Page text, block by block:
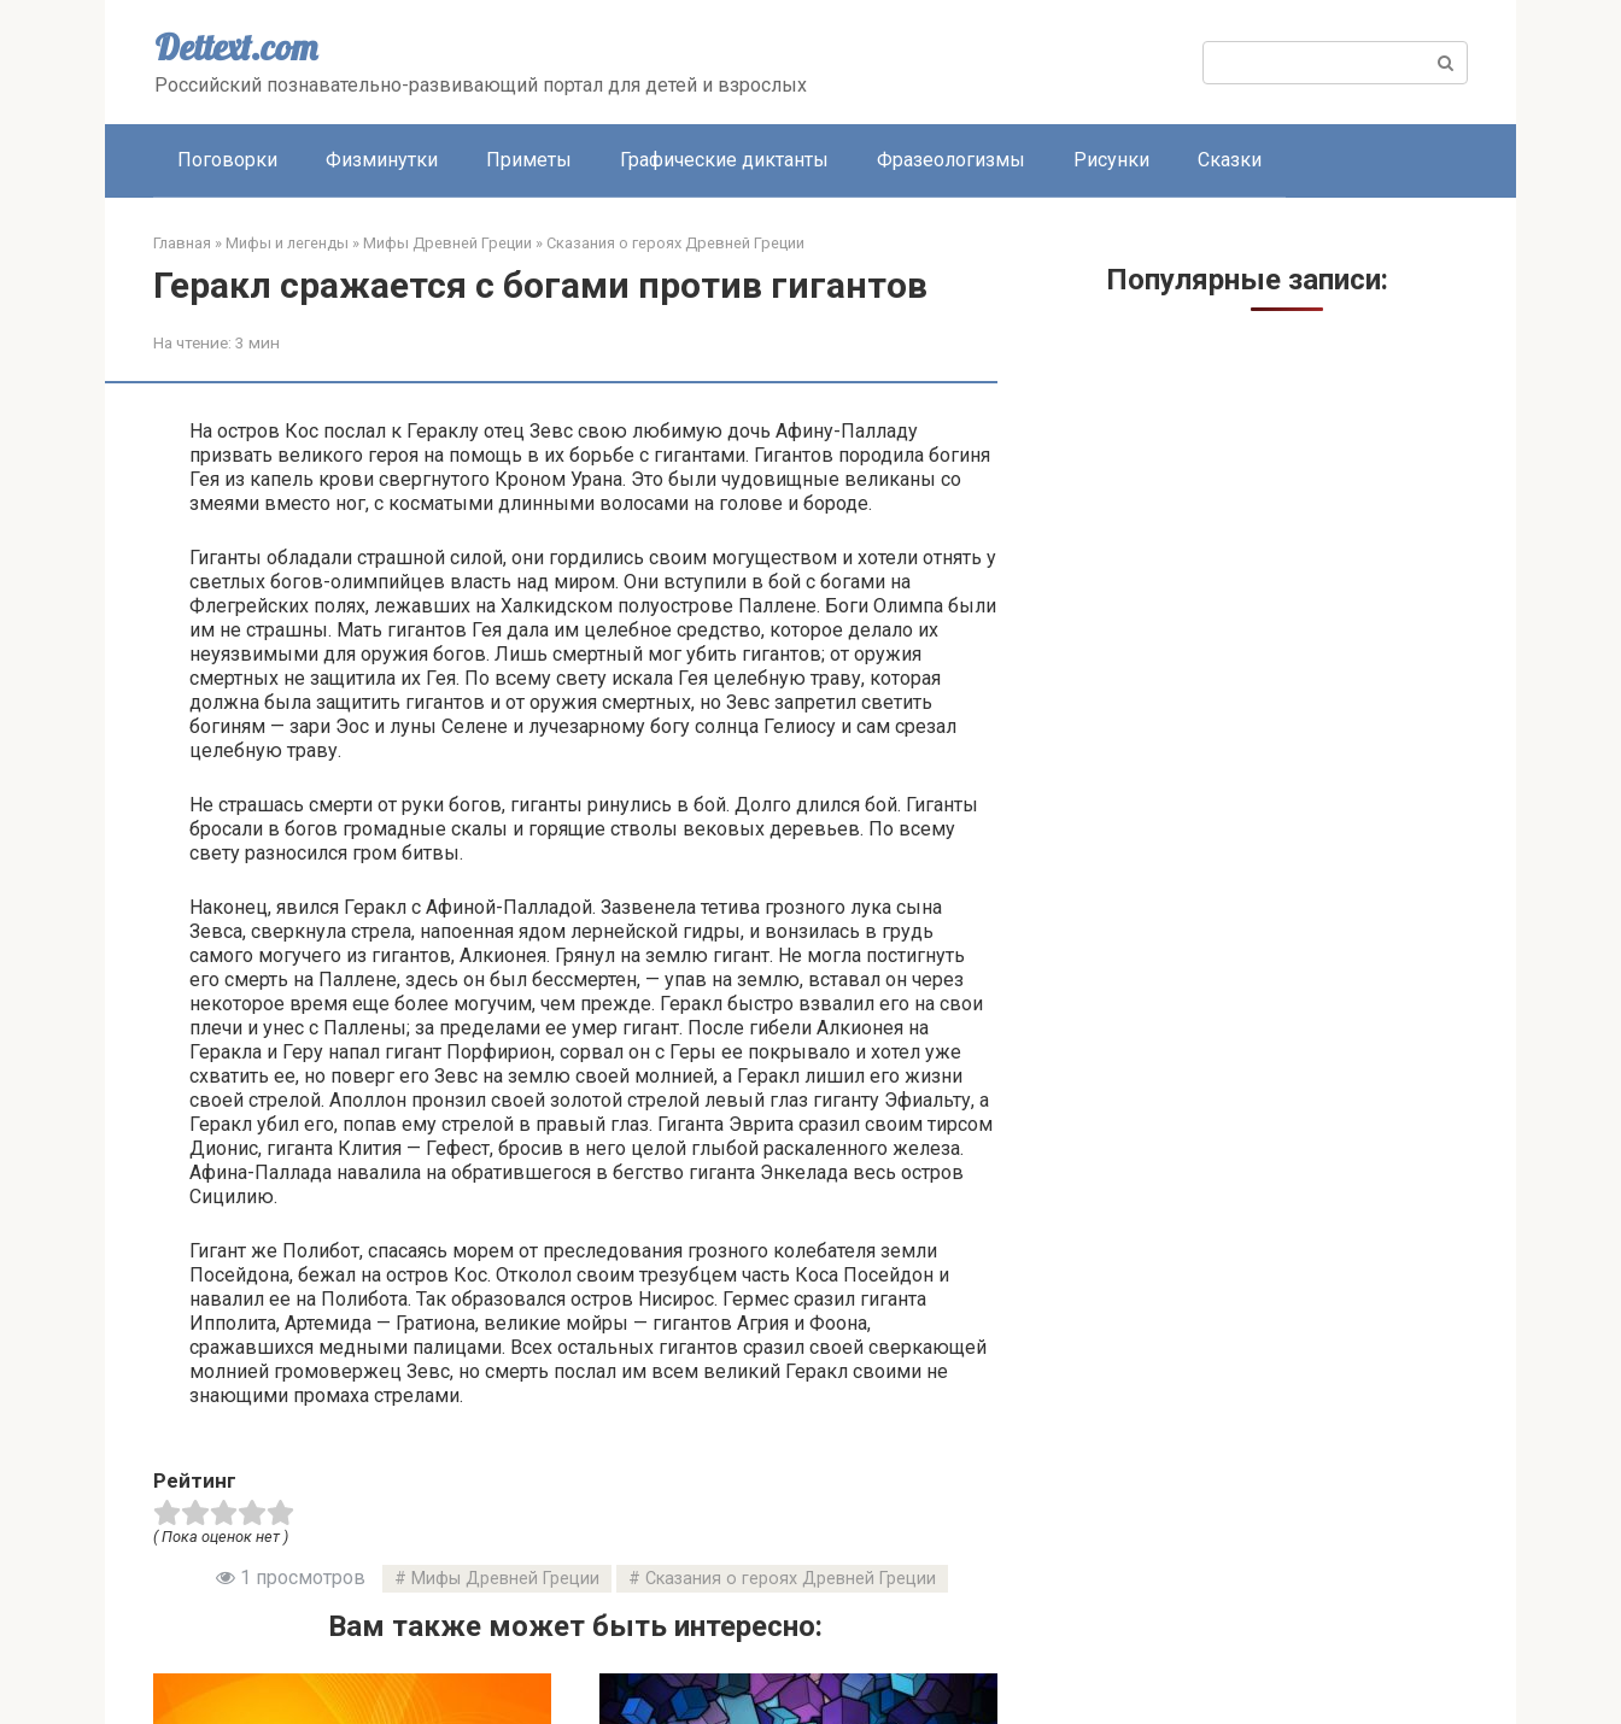
Dettext.com
Российский познавательно-развивающий портал для детей и взрослых
Поиск:
Поговорки Физминутки Приметы Графические диктанты Фразеологизмы Рисунки Сказки
Главная » Мифы и легенды » Мифы Древней Греции » Сказания о героях Древней Греции
Геракл сражается с богами против гигантов
На чтение: 3 мин
На остров Кос послал к Гераклу отец Зевс свою любимую дочь Афину-Палладу
призвать великого героя на помощь в их борьбе с гигантами. Гигантов породила богиня
Гея из капель крови свергнутого Кроном Урана. Это были чудовищные великаны со
змеями вместо ног, с косматыми длинными волосами на голове и бороде.
Гиганты обладали страшной силой, они гордились своим могуществом и хотели отнять у
светлых богов-олимпийцев власть над миром. Они вступили в бой с богами на
Флегрейских полях, лежавших на Халкидском полуострове Паллене. Боги Олимпа были
им не страшны. Мать гигантов Гея дала им целебное средство, которое делало их
неуязвимыми для оружия богов. Лишь смертный мог убить гигантов; от оружия
смертных не защитила их Гея. По всему свету искала Гея целебную траву, которая
должна была защитить гигантов и от оружия смертных, но Зевс запретил светить
богиням — зари Эос и луны Селене и лучезарному богу солнца Гелиосу и сам срезал
целебную траву.
Не страшась смерти от руки богов, гиганты ринулись в бой. Долго длился бой. Гиганты
бросали в богов громадные скалы и горящие стволы вековых деревьев. По всему
свету разносился гром битвы.
Наконец, явился Геракл с Афиной-Палладой. Зазвенела тетива грозного лука сына
Зевса, сверкнула стрела, напоенная ядом лернейской гидры, и вонзилась в грудь
самого могучего из гигантов, Алкионея. Грянул на землю гигант. Не могла постигнуть
его смерть на Паллене, здесь он был бессмертен, — упав на землю, вставал он через
некоторое время еще более могучим, чем прежде. Геракл быстро взвалил его на свои
плечи и унес с Паллены; за пределами ее умер гигант. После гибели Алкионея на
Геракла и Геру напал гигант Порфирион, сорвал он с Геры ее покрывало и хотел уже
схватить ее, но поверг его Зевс на землю своей молнией, а Геракл лишил его жизни
своей стрелой. Аполлон пронзил своей золотой стрелой левый глаз гиганту Эфиальту, а
Геракл убил его, попав ему стрелой в правый глаз. Гиганта Эврита сразил своим тирсом
Дионис, гиганта Клития — Гефест, бросив в него целой глыбой раскаленного железа.
Афина-Паллада навалила на обратившегося в бегство гиганта Энкелада весь остров
Сицилию.
Гигант же Полибот, спасаясь морем от преследования грозного колебателя земли
Посейдона, бежал на остров Кос. Отколол своим трезубцем часть Коса Посейдон и
навалил ее на Полибота. Так образовался остров Нисирос. Гермес сразил гиганта
Ипполита, Артемида — Гратиона, великие мойры — гигантов Агрия и Фоона,
сражавшихся медными палицами. Всех остальных гигантов сразил своей сверкающей
молнией громовержец Зевс, но смерть послал им всем великий Геракл своими не
знающими промаха стрелами.
Рейтинг
( Пока оценок нет )
1 просмотров Мифы Древней Греции Сказания о героях Древней Греции
Вам также может быть интересно:
Популярные записи: